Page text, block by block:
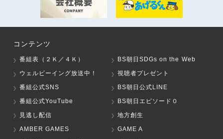
コンテンツ
番組表（２Ｋ／４Ｋ）
BS朝日SDGs on the Web
ウェルビーイング放送中！
視聴者プレゼント
番組公式SNS
BS朝日公式LINE
番組公式YouTube
BS朝日エピソード０
見逃し配信
地方創生
AMBER GAMES
GAME A